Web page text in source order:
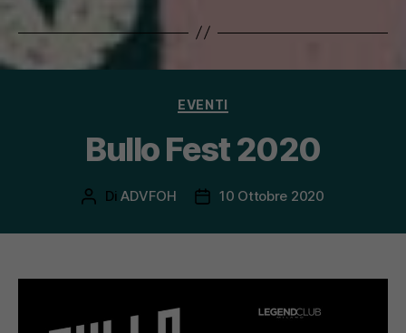
Categorie
EVENTI
Bullo Fest 2020
Autore
DiADVFOH
Data10 Ottobre 2020